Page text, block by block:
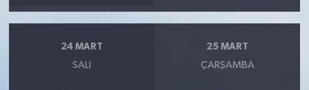
24 MART
SALI
25 MART
ÇARŞAMBA